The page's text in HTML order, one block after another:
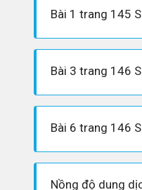
Bài 1 trang 145
Bài 3 trang 146
Bài 6 trang 146